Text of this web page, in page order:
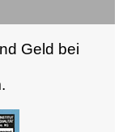
Geld bei